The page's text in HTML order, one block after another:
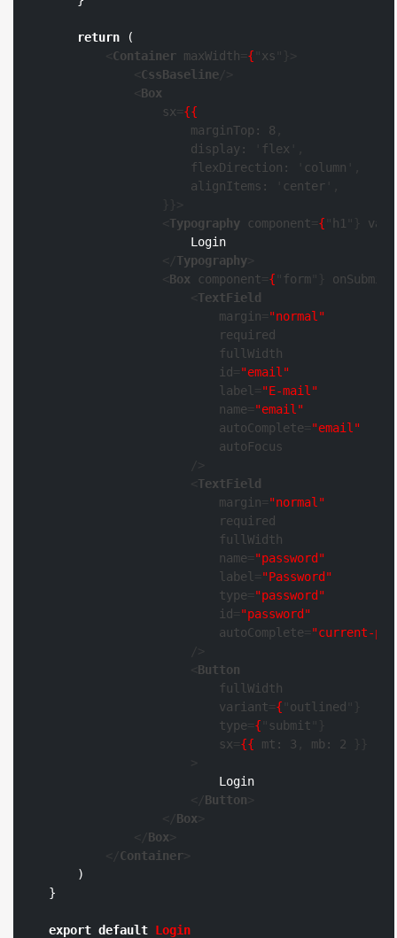
return (
Container maxWidth { xs
CssBaseline
Box
sx
{{
marginTop:
8
display:
flex
flexDirection:
column
alignItems:
center
Typography component { h1
                    Login
Typography
Box component { form onSubmit
TextField
margin
"normal"
required
fullWidth
id
"email"
label
"E-mail"
name
"email"
autoComplete
"email"
autoFocus
TextField
margin
"normal"
required
fullWidth
name
"password"
label
"Password"
type
"password"
id
"password"
autoComplete
"current-
Button
fullWidth
variant
{ outlined
type
{ submit
sx
{{ mt: 3 mb: 2
                        Login
Button
Box
Box
Container
    )
}
export default Login